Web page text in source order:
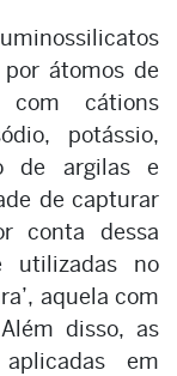
átomos de
cátions
potássio,
de argilas e
de capturar
conta dessa
utilizadas no
aquela com
disso, as
em